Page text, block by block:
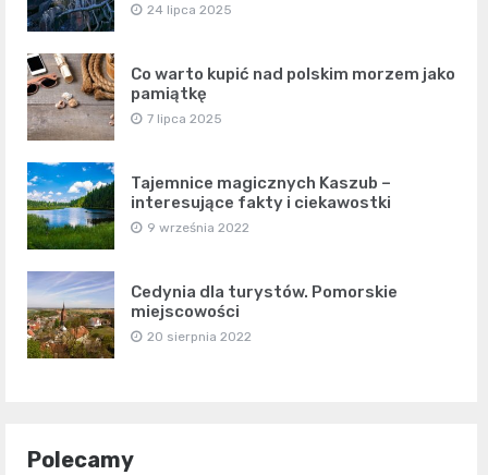
24 lipca 2025
Co warto kupić nad polskim morzem jako
pamiątkę
7 lipca 2025
Tajemnice magicznych Kaszub –
interesujące fakty i ciekawostki
9 września 2022
Cedynia dla turystów. Pomorskie
miejscowości
20 sierpnia 2022
Polecamy